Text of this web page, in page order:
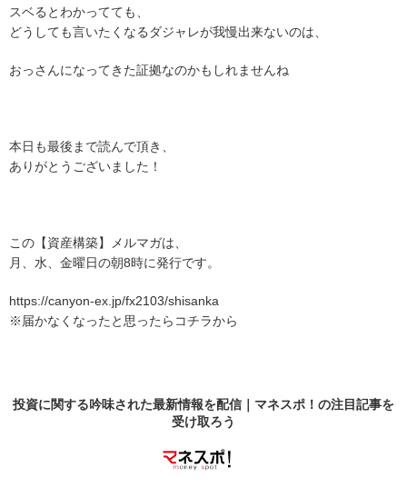
スベるとわかってても、
どうしても言いたくなるダジャレが我慢出来ないのは、
おっさんになってきた証拠なのかもしれませんね
本日も最後まで読んで頂き、
ありがとうございました！
この【資産構築】メルマガは、
月、水、金曜日の朝8時に発行です。
https://canyon-ex.jp/fx2103/shisanka
※届かなくなったと思ったらコチラから
投資に関する吟味された最新情報を配信｜マネスポ！の注目記事を
受け取ろう